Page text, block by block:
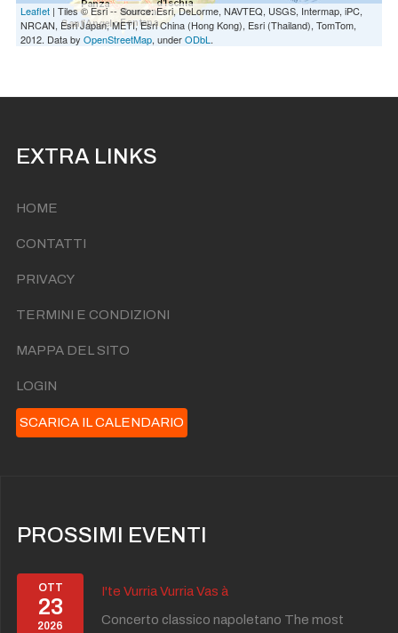
Leaflet | Tiles © Esri -- Source: Esri, DeLorme, NAVTEQ, USGS, Intermap, iPC,
NRCAN, Esri Japan, METI, Esri China (Hong Kong), Esri (Thailand), TomTom,
2012. Data by OpenStreetMap, underODbL .
EXTRA LINKS
HOME
CONTATTI
PRIVACY
TERMINI E CONDIZIONI
MAPPA DEL SITO
LOGIN
SCARICA IL CALENDARIO
PROSSIMI EVENTI
OTT
23
2026
I'te Vurria Vurria Vas à
Concerto classico napoletano The most